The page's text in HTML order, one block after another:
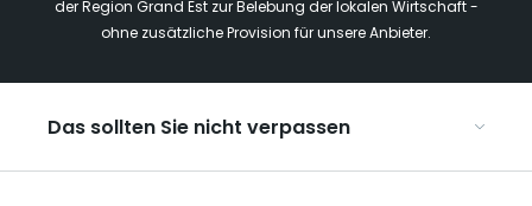
der Region Grand Est zur Belebung der lokalen Wirtschaft -
ohne zusätzliche Provision für unsere Anbieter.
Das sollten Sie nicht verpassen